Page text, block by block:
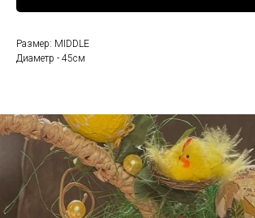
Размер: MIDDLE
Диаметр - 45см